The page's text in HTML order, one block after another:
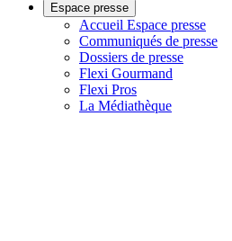
Espace presse
Accueil Espace presse
Communiqués de presse
Dossiers de presse
Flexi Gourmand
Flexi Pros
La Médiathèque